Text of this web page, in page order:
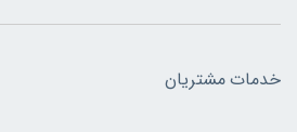
خدمات مشتریان